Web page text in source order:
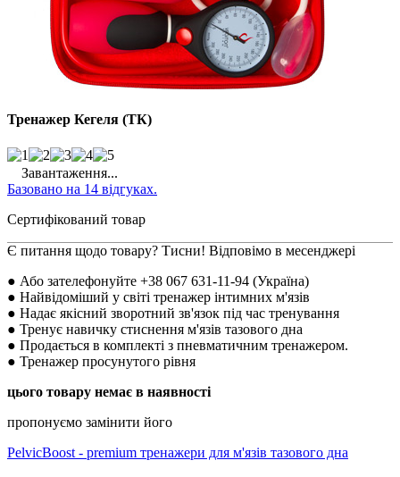
Тренажер Кегеля (ТК)
Завантаження...
Базовано на 14 відгуках.
Сертифікований товар
Є питання щодо товару? Тисни! Відповімо в месенджері
● Або зателефонуйте +38 067 631-11-94 (Україна)
● Найвідоміший у світі тренажер інтимних м'язів
● Надає якісний зворотний зв'язок під час тренування
● Тренує навичку стиснення м'язів тазового дна
● Продається в комплекті з пневматичним тренажером.
● Тренажер просунутого рівня
цього товару немає в наявності
пропонуємо замінити його
PelvicBoost - premium тренажери для м'язів тазового дна